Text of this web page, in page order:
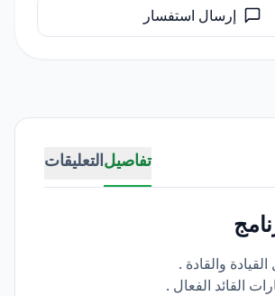
تفاصيلالتعليقات
والقادة .
القائد الفعال .
إرسال استفسار